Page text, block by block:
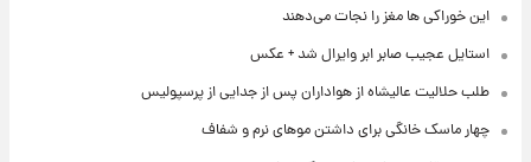
این خوراکی ها مغز را نجات می‌دهند
استایل عجیب صابر ابر وایرال شد + عکس
طلب حلالیت عالیشاه از هواداران پس از جدایی از پرسپولیس
چهار ماسک خانگی برای داشتن موهای نرم و شفاف